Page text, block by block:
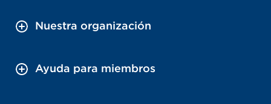
Nuestra organización
Ayuda para miembros